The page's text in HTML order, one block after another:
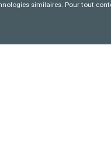
similaires. Pour tout